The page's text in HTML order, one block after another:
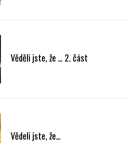
Věděli jste, že … 2. část
Vědeli jste, že…